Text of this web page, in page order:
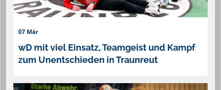
07 Mär
wD mit viel Einsatz, Teamgeist und Kampf
zum Unentschieden in Traunreut